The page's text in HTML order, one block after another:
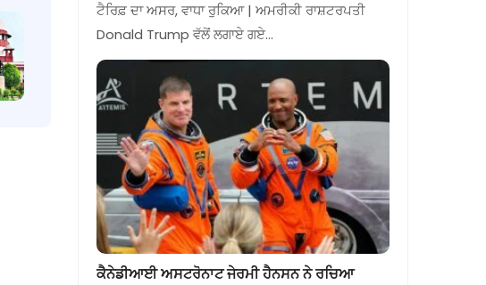
ਟੈਰਿਫ਼ ਦਾ ਅਸਰ, ਵਾਧਾ ਰੁਕਿਆ | ਅਮਰੀਕੀ ਰਾਸ਼ਟਰਪਤੀ
Donald Trump ਵੱਲੋਂ ਲਗਾਏ ਗਏ…
ਕੈਨੇਡੀਆਈ ਅਸਟਰੋਨਾਟ ਜੇਰਮੀ ਹੈਨਸਨ ਨੇ ਰਚਿਆ